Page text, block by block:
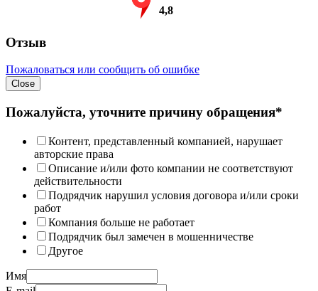
4,8
Отзыв
Пожаловаться или сообщить об ошибке
Close
Пожалуйста, уточните причину обращения*
Контент, представленный компанией, нарушает
авторские права
Описание и/или фото компании не соответствуют
действительности
Подрядчик нарушил условия договора и/или сроки
работ
Компания больше не работает
Подрядчик был замечен в мошенничестве
Другое
Имя